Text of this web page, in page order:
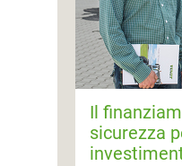
Il
sicurezza